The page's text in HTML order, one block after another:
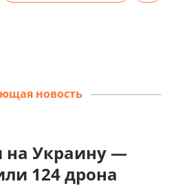
новость
на Украину —
124 дрона